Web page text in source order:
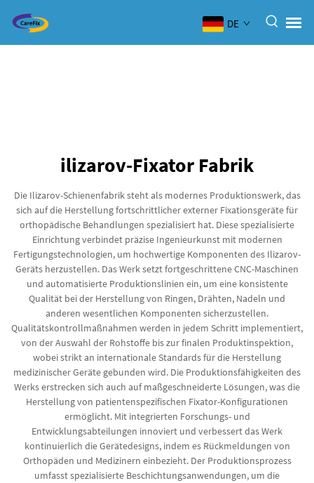
DE
ilizarov-Fixator Fabrik
Die Ilizarov-Schienenfabrik steht als modernes Produktionswerk, das
sich auf die Herstellung fortschrittlicher externer Fixationsgeräte für
orthopädische Behandlungen spezialisiert hat. Diese spezialisierte
Einrichtung verbindet präzise Ingenieurkunst mit modernen
Fertigungstechnologien, um hochwertige Komponenten des Ilizarov-
Geräts herzustellen. Das Werk setzt fortgeschrittene CNC-Maschinen
und automatisierte Produktionslinien ein, um eine konsistente
Qualität bei der Herstellung von Ringen, Drähten, Nadeln und
anderen wesentlichen Komponenten sicherzustellen.
Qualitätskontrollmaßnahmen werden in jedem Schritt implementiert,
von der Auswahl der Rohstoffe bis zur finalen Produktinspektion,
wobei strikt an internationale Standards für die Herstellung
medizinischer Geräte gebunden wird. Die Produktionsfähigkeiten des
Werks erstrecken sich auch auf maßgeschneiderte Lösungen, was die
Herstellung von patientenspezifischen Fixator-Konfigurationen
ermöglicht. Mit integrierten Forschungs- und
Entwicklungsabteilungen innoviert und verbessert das Werk
kontinuierlich die Gerätedesigns, indem es Rückmeldungen von
Orthopäden und Medizinern einbezieht. Der Produktionsprozess
umfasst spezialisierte Beschichtungsanwendungen, um die